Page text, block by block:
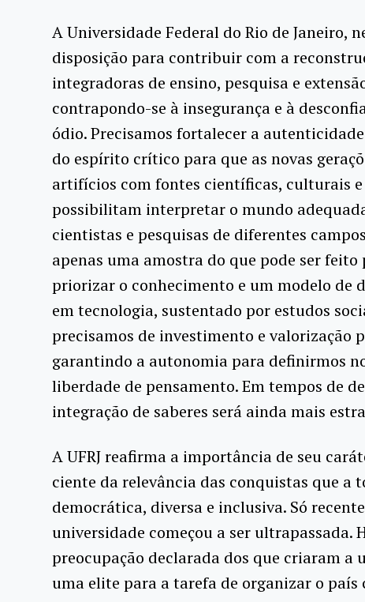
A Universidade Federal do Rio de Janeiro,
disposição para contribuir com a
integradoras de ensino, pesquisa e
contrapondo-se à insegurança e à
ódio. Precisamos fortalecer a
do espírito crítico para que as novas
artifícios com fontes científicas, culturais
possibilitam interpretar o mundo
cientistas e pesquisas de diferentes
apenas uma amostra do que pode ser feito
priorizar o conhecimento e um modelo de
em tecnologia, sustentado por estudos
precisamos de investimento e valorização
garantindo a autonomia para definirmos
liberdade de pensamento. Em tempos de
integração de saberes será ainda mais
A UFRJ reafirma a importância de seu
ciente da relevância das conquistas que a
democrática, diversa e inclusiva. Só
universidade começou a ser ultrapassada.
preocupação declarada dos que criaram a
uma elite para a tarefa de organizar o país